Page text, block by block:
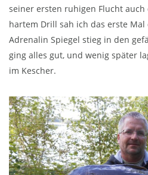
seiner ersten ruhigen Flucht
hartem Drill sah ich das erste
Adrenalin Spiegel stieg in den
ging alles gut, und wenig später
im Kescher.